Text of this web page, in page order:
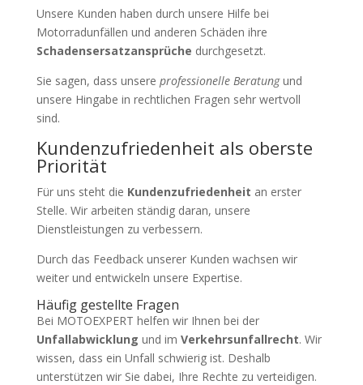
Unsere Kunden haben durch unsere Hilfe bei
Motorradunfällen und anderen Schäden ihre
Schadensersatzansprüche durchgesetzt.
Sie sagen, dass unsere professionelle Beratungund
unsere Hingabe in rechtlichen Fragen sehr wertvoll
sind.
Kundenzufriedenheit als oberste
Priorität
Für uns steht die Kundenzufriedenheit an erster
Stelle. Wir arbeiten ständig daran, unsere
Dienstleistungen zu verbessern.
Durch das Feedback unserer Kunden wachsen wir
weiter und entwickeln unsere Expertise.
Häufig gestellte Fragen
Bei MOTOEXPERT helfen wir Ihnen bei der
Unfallabwicklung und im Verkehrsunfallrecht. Wir
wissen, dass ein Unfall schwierig ist. Deshalb
unterstützen wir Sie dabei, Ihre Rechte zu verteidigen.